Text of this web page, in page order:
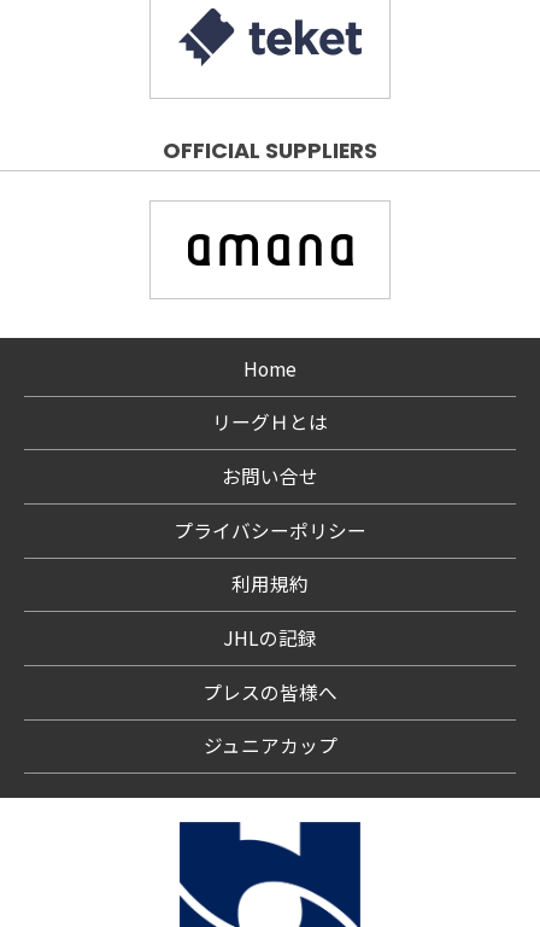
OFFICIAL SUPPLIERS
Home
リーグＨとは
お問い合せ
プライバシーポリシー
利用規約
JHLの記録
プレスの皆様へ
ジュニアカップ